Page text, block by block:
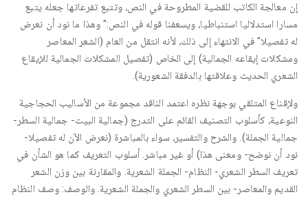
إن معالجة الكاتب للقضية المطروحة في النص، وتتبع تفرعاتها جعله يتبع
مسارا استدلاليا استنباطيا، ويسعفنا قوله في النص:" وهذا ما نود أن نعرض
له تفصيلا" في الانتهاء إلى ذلك، لأنه انتقل من العام (الشعر المعاصر
ومشكلات إيقاعه الجمالية) إلى الخاص (تفصيل المشكلات الجمالية للإيقاع
الشعري الحديث وعلاقتها بالدفقة الشعورية).
ولإقناع المتلقي بوجهة نظره اعتمد الناقد مجموعة من الأساليب الحجاجية
النوعية، كأسلوب التصنيف القائم على التدرج (جمالية البيت- جمالية السطر-
جمالية الجملة). والشرح والتفسير، سواء بالمباشرة (نعرض الآن له تفصيلا-
نود أن نوضح- ومعنى هذا) أو غير مباشر. أسلوب التعريف كما هو الشأن في
تعريف السطر الشعري- النظام- الجملة الشعرية. والمقارنة بين وزن الشعر
القديم والمعاصر- بين السطر الشعري والجملة الشعرية. والوصف: وصف النظام